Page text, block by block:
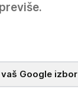
Google izbor